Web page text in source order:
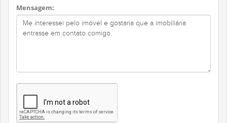
Mensagem: